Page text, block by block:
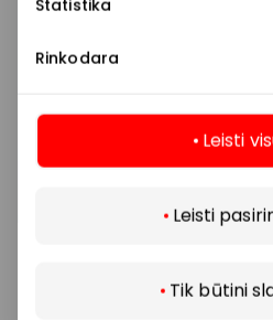
Statistika
Rinkodara
Leisti
Leisti
Tik būtini